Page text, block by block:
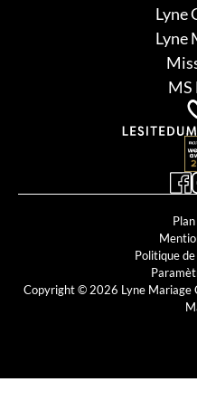
Lyne
Lyne
MS
Politique
Copyright © 2026 Lyne Mariage